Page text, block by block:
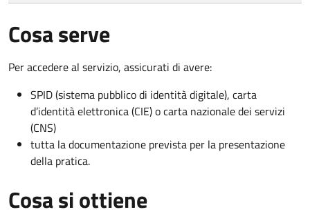
Cosa serve
Per accedere al servizio, assicurati di avere:
SPID (sistema pubblico di identità digitale), carta
d’identità elettronica (CIE) o carta nazionale dei servizi
(CNS)
tutta la documentazione prevista per la presentazione
della pratica.
Cosa si ottiene